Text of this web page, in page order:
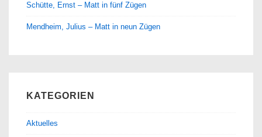
Schütte, Ernst – Matt in fünf Zügen
Mendheim, Julius – Matt in neun Zügen
KATEGORIEN
Aktuelles